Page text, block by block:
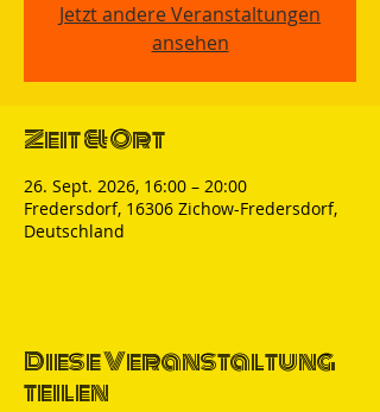
Jetzt andere Veranstaltungen
ansehen
Zeit & Ort
26. Sept. 2026, 16:00 – 20:00
Fredersdorf, 16306 Zichow-Fredersdorf,
Deutschland
Diese Veranstaltung
teilen